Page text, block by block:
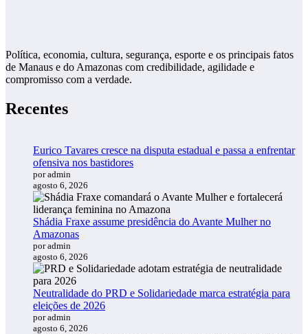
Política, economia, cultura, segurança, esporte e os principais fatos
de Manaus e do Amazonas com credibilidade, agilidade e
compromisso com a verdade.
Recentes
Eurico Tavares cresce na disputa estadual e passa a enfrentar
ofensiva nos bastidores
por admin
agosto 6, 2026
Shádia Fraxe assume presidência do Avante Mulher no
Amazonas
por admin
agosto 6, 2026
Neutralidade do PRD e Solidariedade marca estratégia para
eleições de 2026
por admin
agosto 6, 2026